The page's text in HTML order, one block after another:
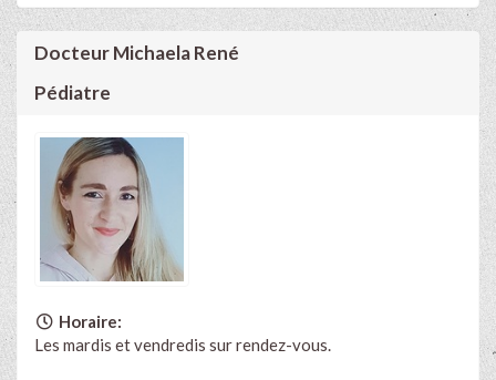
Docteur Michaela René
Pédiatre
Horaire:
Les mardis et vendredis sur rendez-vous.